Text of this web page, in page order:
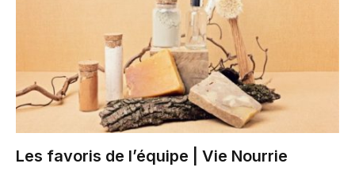
Les favoris de l’équipe | Vie Nourrie